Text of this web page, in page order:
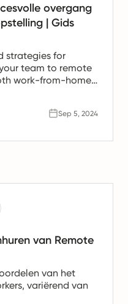
overgang
| Gids
strategies for
team to remote
work-from-home
Sep 5, 2024
van Remote
van het
variërend van